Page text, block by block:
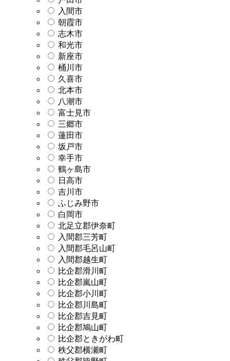
入間市
朝霞市
志木市
和光市
新座市
桶川市
久喜市
北本市
八潮市
富士見市
三郷市
蓮田市
坂戸市
幸手市
鶴ヶ島市
日高市
吉川市
ふじみ野市
白岡市
北足立郡伊奈町
入間郡三芳町
入間郡毛呂山町
入間郡越生町
比企郡滑川町
比企郡嵐山町
比企郡小川町
比企郡川島町
比企郡吉見町
比企郡鳩山町
比企郡ときがわ町
秩父郡横瀬町